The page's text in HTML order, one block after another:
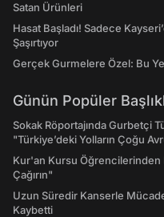
Satan Ürünleri
Hasat Başladı! Sadece
Şaşırtıyor
Gerçek Gurmelere Özel: Bu
Günün Popüler
Sokak Röportajında Gurbetçi
"Türkiye’deki Yolların Çoğu
Kur'an Kursu Öğrencilerinden
Çağırın"
Uzun Süredir Kanserle
Kaybetti